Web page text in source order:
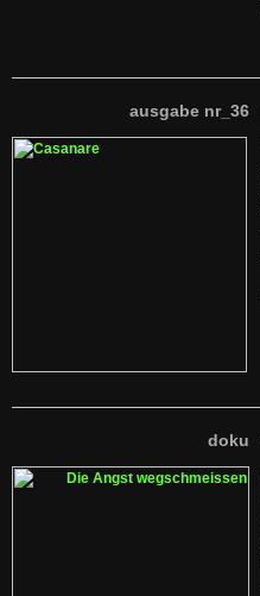
ausgabe nr_36
doku